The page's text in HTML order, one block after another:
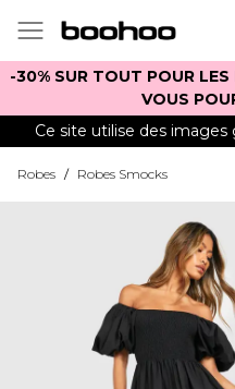
-30% SUR TOUT POUR LES
VOUS
Ce site utilise des
Robes / Robes Smocks